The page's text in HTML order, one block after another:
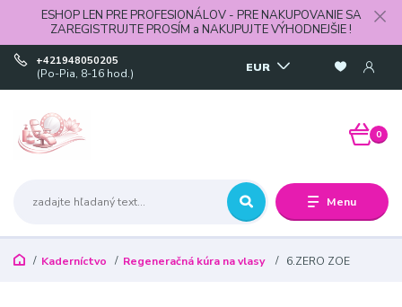
ESHOP LEN PRE PROFESIONÁLOV - PRE NAKUPOVANIE SA
ZAREGISTRUJTE PROSÍM a NAKUPUJTE VÝHODNEJŠIE !
Menu
EUR
+421948050205
(Po-Pia, 8-16 hod.)
0
Kaderníctvo Regeneračná kúra na vlasy 6.ZERO ZOE